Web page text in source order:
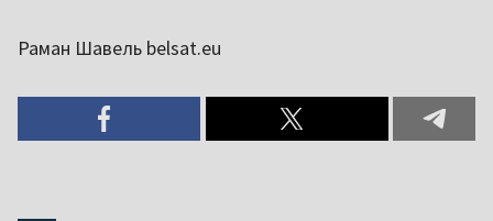
Раман Шавель belsat.eu